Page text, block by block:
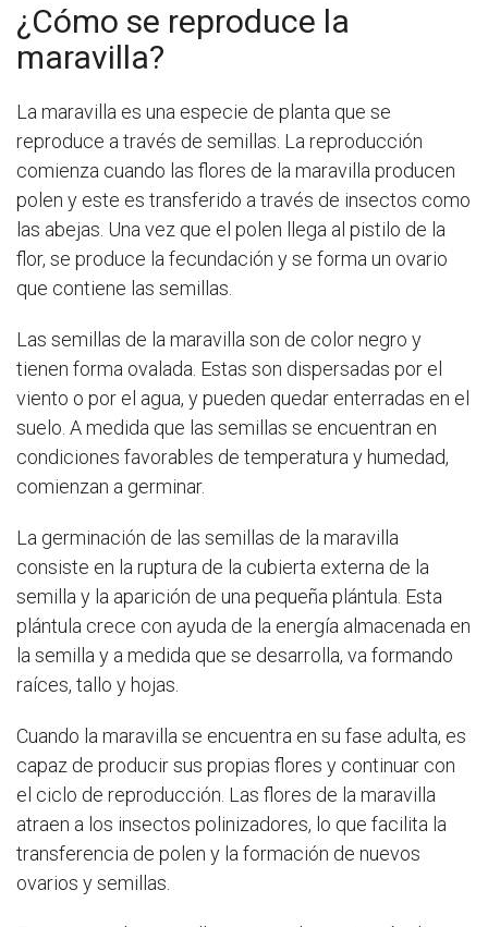
¿Cómo se reproduce la
maravilla?
La maravilla es una especie de planta que se
reproduce a través de semillas. La reproducción
comienza cuando las flores de la maravilla producen
polen y este es transferido a través de insectos como
las abejas. Una vez que el polen llega al pistilo de la
flor, se produce la fecundación y se forma un ovario
que contiene las semillas.
Las semillas de la maravilla son de color negro y
tienen forma ovalada. Estas son dispersadas por el
viento o por el agua, y pueden quedar enterradas en el
suelo. A medida que las semillas se encuentran en
condiciones favorables de temperatura y humedad,
comienzan a germinar.
La germinación de las semillas de la maravilla
consiste en la ruptura de la cubierta externa de la
semilla y la aparición de una pequeña plántula. Esta
plántula crece con ayuda de la energía almacenada en
la semilla y a medida que se desarrolla, va formando
raíces, tallo y hojas.
Cuando la maravilla se encuentra en su fase adulta, es
capaz de producir sus propias flores y continuar con
el ciclo de reproducción. Las flores de la maravilla
atraen a los insectos polinizadores, lo que facilita la
transferencia de polen y la formación de nuevos
ovarios y semillas.